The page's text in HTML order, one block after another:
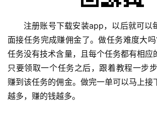
注册账号下载安装app，以后就可以
面接任务完成赚佣金了。做任务难度大
任务没有技术含量，且每个任务都有相应
只要领取一个任务之后，跟着教程一步
赚到该任务的佣金。做完一单可以马上接
越多，赚的钱越多。